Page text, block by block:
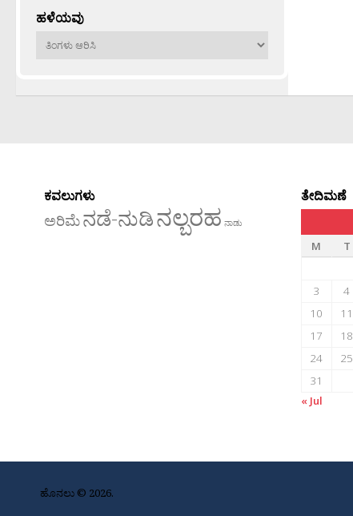
ಹಳೆಯವು
ಹಳೆಯವು
ಕವಲುಗಳು
ಅರಿಮೆನಡೆ-ನುಡಿನಲ್ಬರಹ ನಾಡು
ತೇದಿಮಣೆ
M
T
3
4
10
11
17
18
24
25
31
« Jul
ಹೊನಲು © 2026.